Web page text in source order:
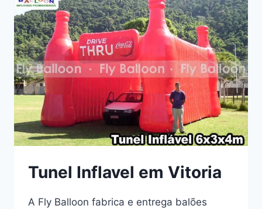
Tunel Inflavel em Vitoria
A Fly Balloon fabrica e entrega balões